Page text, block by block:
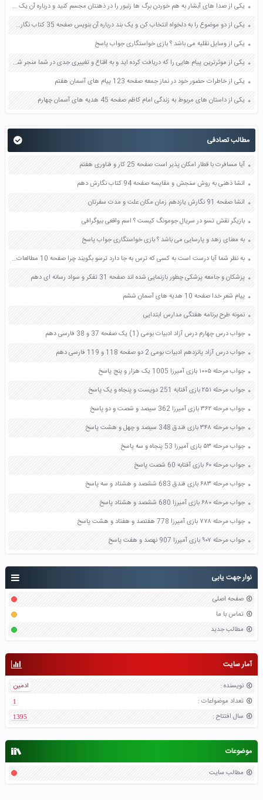
نوار جهت یابی
صفحه اصلی
تماس با ما
مطالب جدید
آمار سایت
نویسنده :
ادمین
تعداد موضواعات :
1
سال افتتاح :
1395
موضوعات
مطالب سایت
یکی از صدا های آبشار به هم خوردن برگ ها زنبور را در ذهنتان مجسم کنید و درباره آن یک بند بنویسید صفحه 11 نگارش پنجم
یکی از دو موضوع را به دلخواه انتخاب کن و یک بند درباره آن بنویس صفحه 35 کتاب نگارش فارسی سوم
یکی از وسایل نقلیه می باشد ؟ بازی خواستگاری جواب پاسخ
یکی از موثرترین پیام هایی را که دریافت کرده اید و به اقناع و تغییری جدی در شما منجر شده است برسی کنید و علت این تاثیر گذاری قابل توجه را بنویسید صفحه 52 تفکر و سواد رسانه ای دهم
یکی از خاطرات حضور خود در نماز جمعه صفحه 123 پیام های آسمان هفتم
یکی از داستان های مربوط به زندگی امام کاظم صفحه 45 هدیه های آسمان چهارم
مطالب تصادفی
آیا مسافرت با قطار امکان پذیر است صفحه 25 کار و فناوری هفتم
انشا ذهنی به روش سنجش و مقایسه صفحه 94 کتاب نگارش دهم
انشا صفحه 91 نگارش یازدهم زمان مکان علت و مدت سفرتان
بازیگر نقش تسو در سریال جومونگ کیست ؟ اسم واقعی بیوگرافی
به معنای زهد و پارسایی می باشد ؟ بازی خواستگاری جواب پاسخ
به نظر شما آیا درست است به کسی که ترس به جا دارد ترسو بگویند چرا صفحه 10 مطالعات اجتماعی پنجم
پزشکان و جامعه پزشکی چطور بازنمایی شده اند صفحه 31 تفکر و سواد رسانه ای دهم
پیام شعر خدا صفحه 10 هدیه های آسمان ششم
نمونه طرح برنامه هفتگی مدارس ابتدایی
جواب درس چهارم درس آزاد ادبیات بومی (1) یک صفحه 37 و 38 فارسی دهم
جواب درس آزاد پانزدهم ادبیات بومی 2 دو صفحه 118 و 119 فارسی دهم
جواب مرحله ۱۰۰۵ بازی آمیرزا 1005 یک هزار و پنج پاسخ
جواب مرحله ۲۵۱ بازی آفتابه 251 دویست و پنجاه و یک پاسخ
جواب مرحله ۳۶۲ بازی آمیرزا 362 سیصد و شصت و دو پاسخ
جواب مرحله ۳۴۸ بازی فندق 348 سیصد و چهل و هشت پاسخ
جواب مرحله ۵۳ بازی آمیرزا 53 پنجاه و سه پاسخ
جواب مرحله ۶۰ بازی آفتابه 60 شصت پاسخ
جواب مرحله ۶۸۳ بازی فندق 683 ششصد و هشتاد و سه پاسخ
جواب مرحله ۶۸۰ بازی آمیرزا 680 ششصد و هشتاد پاسخ
جواب مرحله ۷۷۸ بازی آمیرزا 778 هفتصد و هفتاد و هشت پاسخ
جواب مرحله ۹۰۷ بازی آمیرزا 907 نهصد و هفت پاسخ